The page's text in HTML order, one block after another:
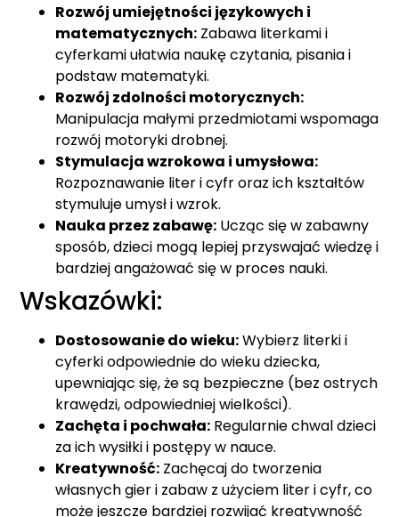
Rozwój umiejętności językowych i
matematycznych: Zabawa literkami i
cyferkami ułatwia naukę czytania, pisania i
podstaw matematyki.
Rozwój zdolności motorycznych:
Manipulacja małymi przedmiotami wspomaga
rozwój motoryki drobnej.
Stymulacja wzrokowa i umysłowa:
Rozpoznawanie liter i cyfr oraz ich kształtów
stymuluje umysł i wzrok.
Nauka przez zabawę: Ucząc się w zabawny
sposób, dzieci mogą lepiej przyswajać wiedzę i
bardziej angażować się w proces nauki.
Wskazówki:
Dostosowanie do wieku:Wybierz literki i
cyferki odpowiednie do wieku dziecka,
upewniając się, że są bezpieczne (bez ostrych
krawędzi, odpowiedniej wielkości).
Zachęta i pochwała: Regularnie chwal dzieci
za ich wysiłki i postępy w nauce.
Kreatywność: Zachęcaj do tworzenia
własnych gier i zabaw z użyciem liter i cyfr, co
może jeszcze bardziej rozwijać kreatywność